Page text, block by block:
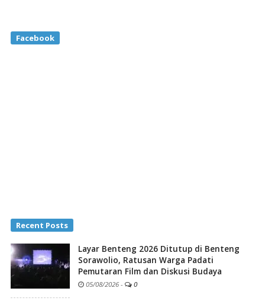
Facebook
Recent Posts
Layar Benteng 2026 Ditutup di Benteng
Sorawolio, Ratusan Warga Padati
Pemutaran Film dan Diskusi Budaya
05/08/2026 - 0